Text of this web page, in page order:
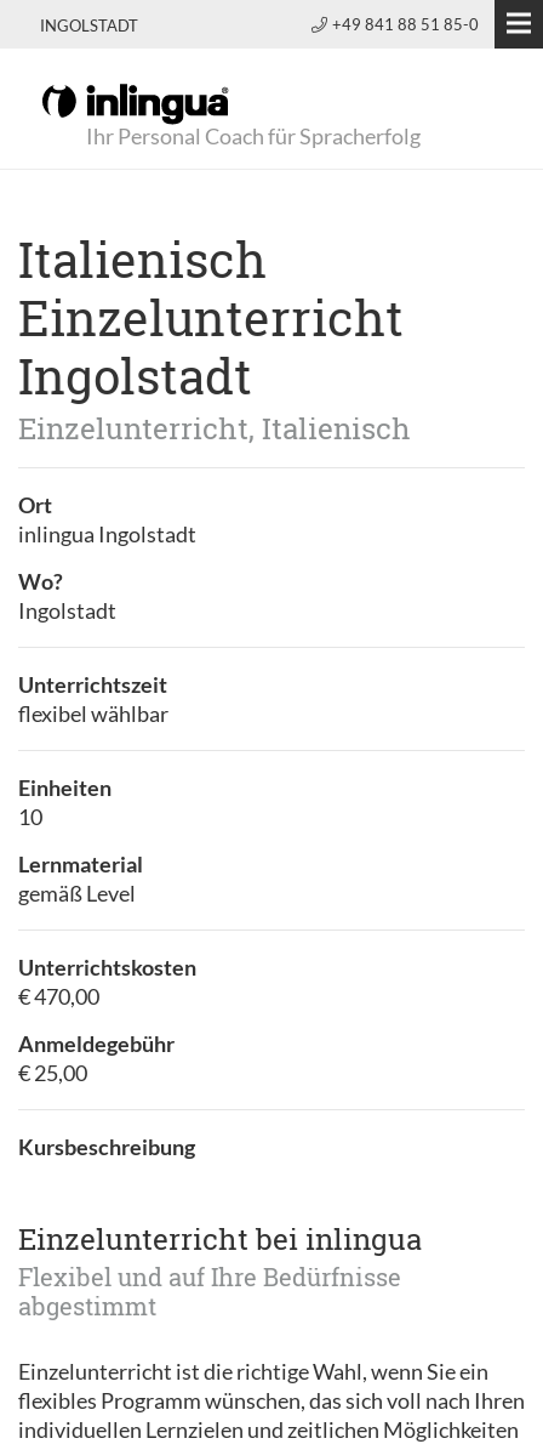
INGOLSTADT +49 841 88 51 85-0
Ihr Personal Coach für Spracherfolg
Italienisch
Einzelunterricht
Ingolstadt
Einzelunterricht, Italienisch
Ort
inlingua Ingolstadt
Wo?
Ingolstadt
Unterrichtszeit
flexibel wählbar
Einheiten
10
Lernmaterial
gemäß Level
Kursbeschreibung
Einzelunterricht bei inlingua
Flexibel und auf Ihre Bedürfnisse
abgestimmt
Einzelunterricht ist die richtige Wahl, wenn Sie ein
flexibles Programm wünschen, das sich voll nach Ihren
individuellen Lernzielen und zeitlichen Möglichkeiten
Unterrichtskosten
€ 470,00
Anmeldegebühr
€ 25,00